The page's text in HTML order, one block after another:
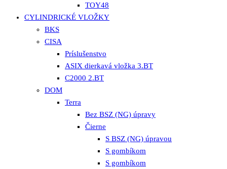
TOY48
CYLINDRICKÉ VLOŽKY
BKS
CISA
Príslušenstvo
ASIX dierkavá vložka 3.BT
C2000 2.BT
DOM
Terra
Bez BSZ (NG) úpravy
Čierne
S BSZ (NG) úpravou
S gombíkom
S gombíkom